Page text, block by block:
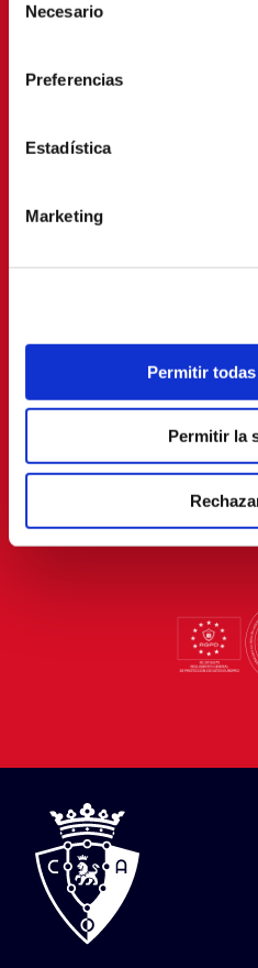
Necesario
Preferencias
Estadística
Marketing
Permitir
Permitir la